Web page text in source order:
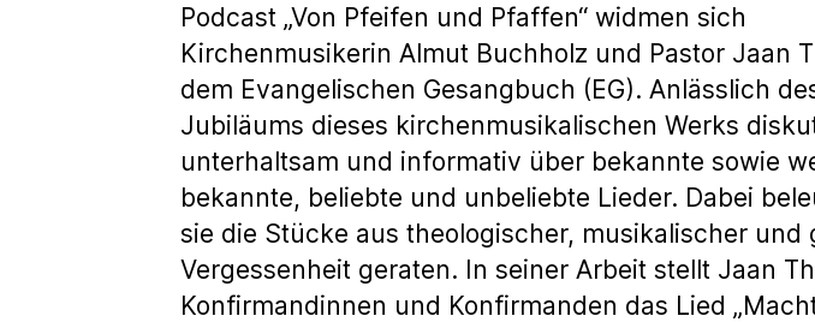
Podcast „Von Pfeifen und Pfaffen“ widmen sich
Kirchenmusikerin Almut Buchholz und Pastor Jaan
dem Evangelischen Gesangbuch (EG). Anlässlich
Jubiläums dieses kirchenmusikalischen Werks
unterhaltsam und informativ über bekannte sowie
bekannte, beliebte und unbeliebte Lieder. Dabei
sie die Stücke aus theologischer, musikalischer
Vergessenheit geraten. In seiner Arbeit stellt Jaan
Konfirmandinnen und Konfirmanden das Lied